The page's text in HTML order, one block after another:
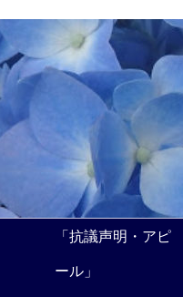
「抗議声明・アピ
ール」